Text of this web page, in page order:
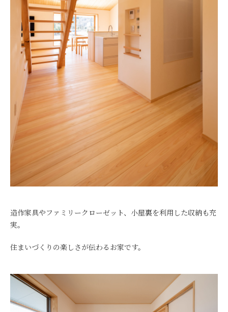
造作家具やファミリークローゼット、小屋裏を利用した収納も充
実。
住まいづくりの楽しさが伝わるお家です。